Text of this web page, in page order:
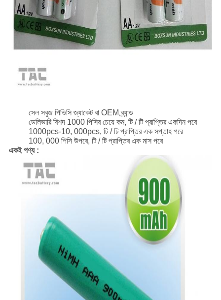
সেল সবুজ পিভিসি জ্যাকেট বা OEM ব্র্যান্ড
ডেলিভারি বিশদ 1000 পিসির চেয়ে কম, টি / টি প্রাপ্তির একদিন পরে
1000pcs-10, 000pcs, টি / টি প্রাপ্তির এক সপ্তাহ পরে
100, 000 পিসি উপরে, টি / টি প্রাপ্তির এক মাস পরে
একই পণ্য :